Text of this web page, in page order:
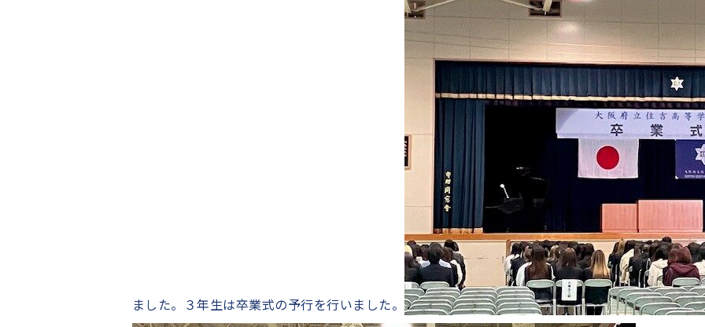
ました。３年生は卒業式の予行を行いました。